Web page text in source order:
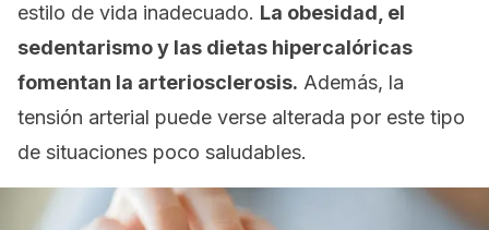
estilo de vida inadecuado. La obesidad, el
sedentarismo y las dietas hipercalóricas
fomentan la arteriosclerosis. Además, la
tensión arterial puede verse alterada por este tipo
de situaciones poco saludables.